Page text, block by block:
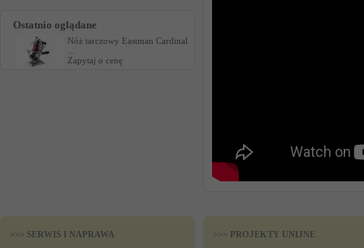
Ostatnio oglądane
Nóż tarczowy Eastman Cardinal
Zapytaj o cenę
>>> SERWIS I NAPRAWA
>>> PROJEKTY UNIJNE